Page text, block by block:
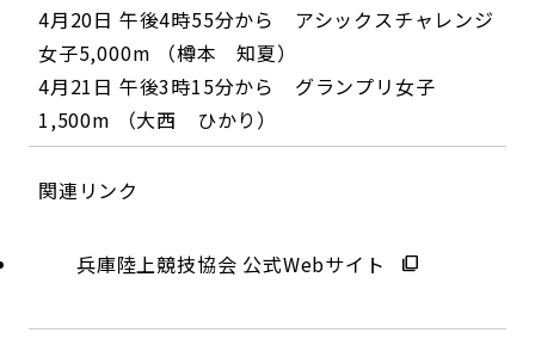
4月20日 午後4時55分から アシックスチャレンジ
女子5,000m （樽本 知夏）
4月21日 午後3時15分から グランプリ女子
1,500m （大西 ひかり）
関連リンク
兵庫陸上競技協会 公式Webサイト